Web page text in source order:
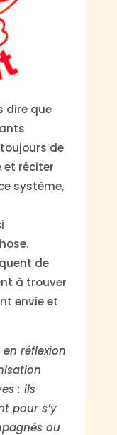
dire que
de
réciter
système,
de
à trouver
envie et
réflexion
: ils
pour s’y
ou